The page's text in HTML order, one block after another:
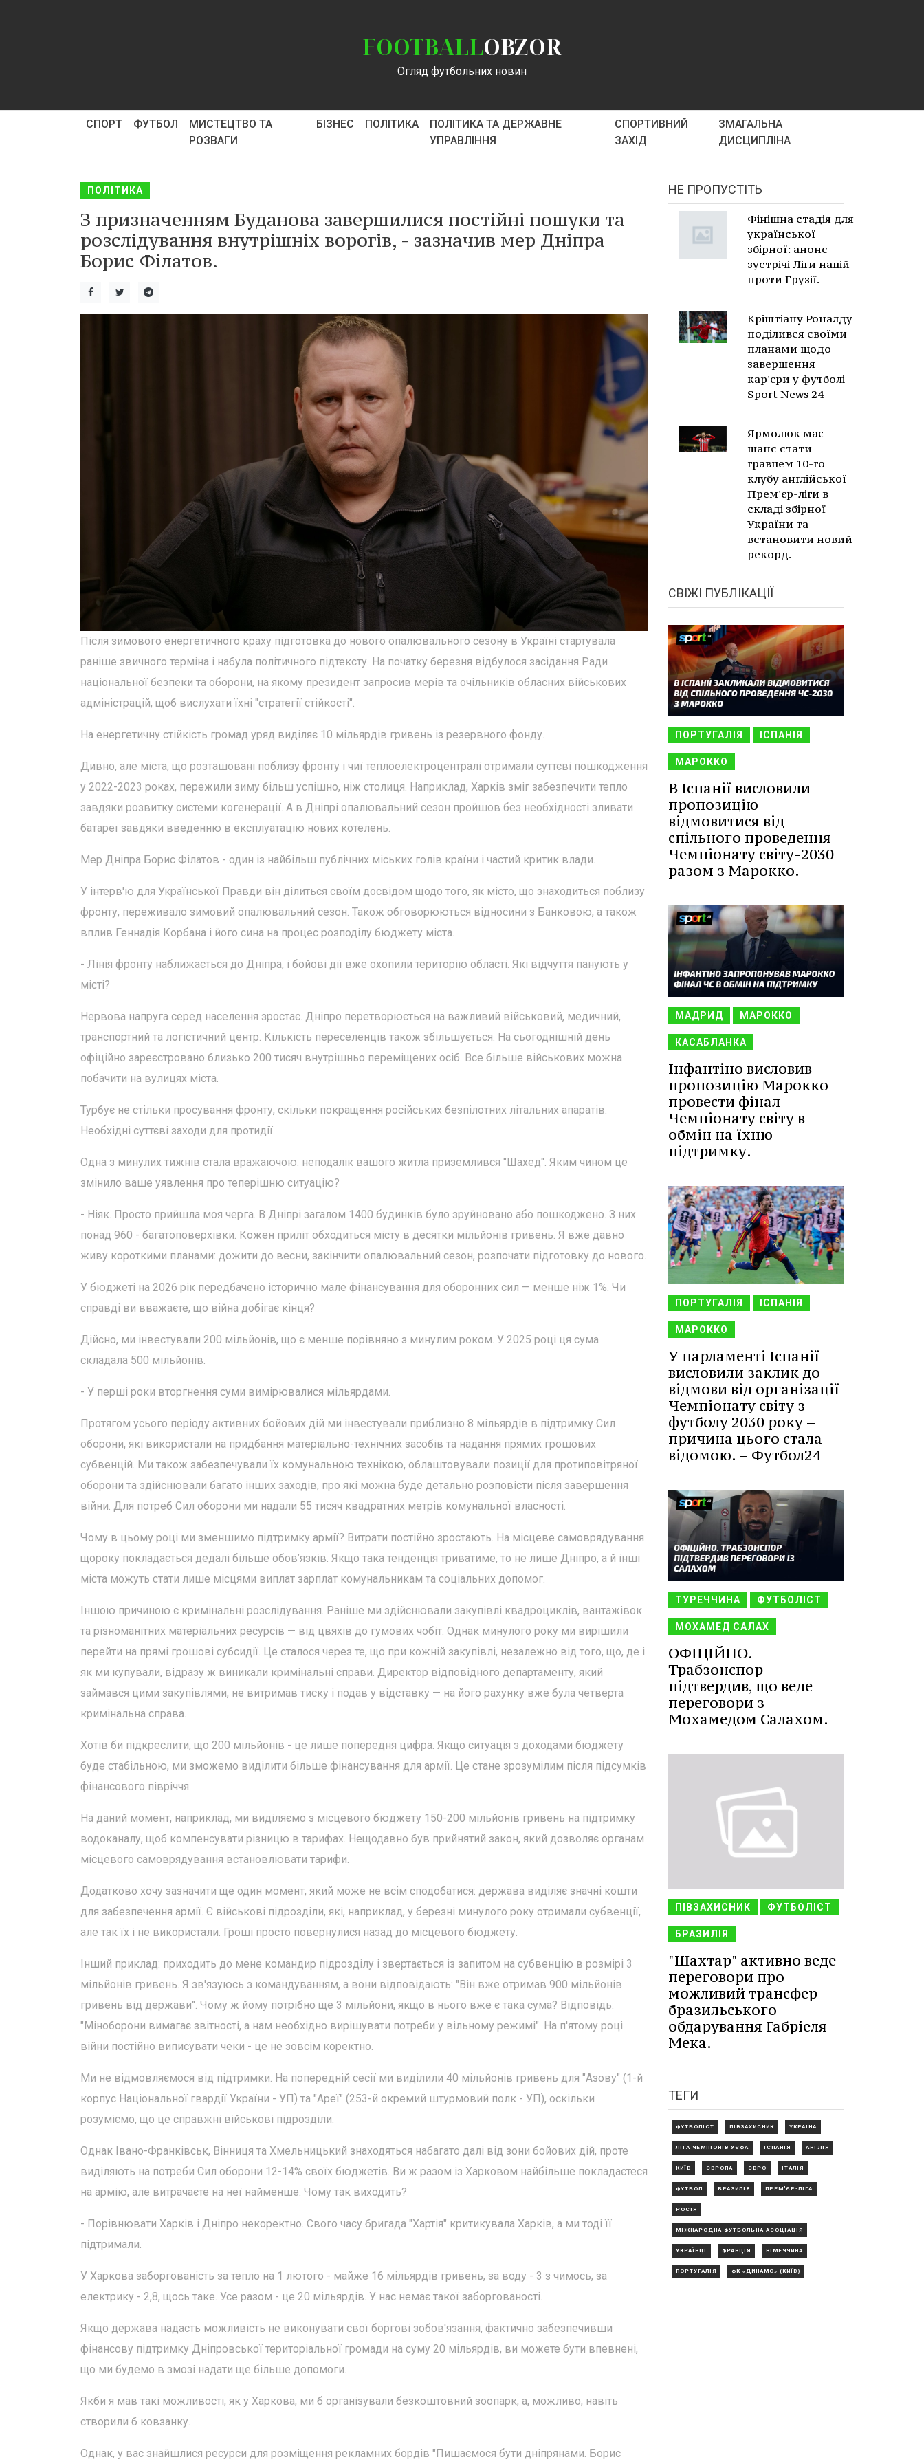
FOOTBALLOBZOR
Огляд футбольних новин
СПОРТ ФУТБОЛ
МИСТЕЦТВО ТА
РОЗВАГИ
БІЗНЕС ПОЛІТИКА
ПОЛІТИКА ТА ДЕРЖАВНЕ
УПРАВЛІННЯ
СПОРТИВНИЙ
ЗАХІД
ЗМАГАЛЬНА
ДИСЦИПЛІНА
ПОЛІТИКА
З призначенням Буданова завершилися постійні пошуки та
розслідування внутрішніх ворогів, - зазначив мер Дніпра
Борис Філатов.
Після зимового енергетичного краху підготовка до нового опалювального сезону в Україні стартувала
раніше звичного терміна і набула політичного підтексту. На початку березня відбулося засідання Ради
національної безпеки та оборони, на якому президент запросив мерів та очільників обласних військових
адміністрацій, щоб вислухати їхні "стратегії стійкості".
На енергетичну стійкість громад уряд виділяє 10 мільярдів гривень із резервного фонду.
Дивно, але міста, що розташовані поблизу фронту і чиї теплоелектроцентралі отримали суттєві пошкодження
у 2022-2023 роках, пережили зиму більш успішно, ніж столиця. Наприклад, Харків зміг забезпечити тепло
завдяки розвитку системи когенерації. А в Дніпрі опалювальний сезон пройшов без необхідності зливати
батареї завдяки введенню в експлуатацію нових котелень.
Мер Дніпра Борис Філатов - один із найбільш публічних міських голів країни і частий критик влади.
У інтерв'ю для Української Правди він ділиться своїм досвідом щодо того, як місто, що знаходиться поблизу
фронту, переживало зимовий опалювальний сезон. Також обговорюються відносини з Банковою, а також
вплив Геннадія Корбана і його сина на процес розподілу бюджету міста.
- Лінія фронту наближається до Дніпра, і бойові дії вже охопили територію області. Які відчуття панують у
місті?
Нервова напруга серед населення зростає. Дніпро перетворюється на важливий військовий, медичний,
транспортний та логістичний центр. Кількість переселенців також збільшується. На сьогоднішній день
офіційно зареєстровано близько 200 тисяч внутрішньо переміщених осіб. Все більше військових можна
побачити на вулицях міста.
Турбує не стільки просування фронту, скільки покращення російських безпілотних літальних апаратів.
Необхідні суттєві заходи для протидії.
Одна з минулих тижнів стала вражаючою: неподалік вашого житла приземлився "Шахед". Яким чином це
змінило ваше уявлення про теперішню ситуацію?
- Ніяк. Просто прийшла моя черга. В Дніпрі загалом 1400 будинків було зруйновано або пошкоджено. З них
понад 960 - багатоповерхівки. Кожен приліт обходиться місту в десятки мільйонів гривень. Я вже давно
живу короткими планами: дожити до весни, закінчити опалювальний сезон, розпочати підготовку до нового.
У бюджеті на 2026 рік передбачено історично мале фінансування для оборонних сил — менше ніж 1%. Чи
справді ви вважаєте, що війна добігає кінця?
Дійсно, ми інвестували 200 мільйонів, що є менше порівняно з минулим роком. У 2025 році ця сума
складала 500 мільйонів.
- У перші роки вторгнення суми вимірювалися мільярдами.
Протягом усього періоду активних бойових дій ми інвестували приблизно 8 мільярдів в підтримку Сил
оборони, які використали на придбання матеріально-технічних засобів та надання прямих грошових
субвенцій. Ми також забезпечували їх комунальною технікою, облаштовували позиції для протиповітряної
оборони та здійснювали багато інших заходів, про які можна буде детально розповісти після завершення
війни. Для потреб Сил оборони ми надали 55 тисяч квадратних метрів комунальної власності.
Чому в цьому році ми зменшимо підтримку армії? Витрати постійно зростають. На місцеве самоврядування
щороку покладається дедалі більше обов’язків. Якщо така тенденція триватиме, то не лише Дніпро, а й інші
міста можуть стати лише місцями виплат зарплат комунальникам та соціальних допомог.
Іншою причиною є кримінальні розслідування. Раніше ми здійснювали закупівлі квадроциклів, вантажівок
та різноманітних матеріальних ресурсів — від цвяхів до гумових чобіт. Однак минулого року ми вирішили
перейти на прямі грошові субсидії. Це сталося через те, що при кожній закупівлі, незалежно від того, що, де і
як ми купували, відразу ж виникали кримінальні справи. Директор відповідного департаменту, який
займався цими закупівлями, не витримав тиску і подав у відставку — на його рахунку вже була четверта
кримінальна справа.
Хотів би підкреслити, що 200 мільйонів - це лише попередня цифра. Якщо ситуація з доходами бюджету
буде стабільною, ми зможемо виділити більше фінансування для армії. Це стане зрозумілим після підсумків
фінансового півріччя.
На даний момент, наприклад, ми виділяємо з місцевого бюджету 150-200 мільйонів гривень на підтримку
водоканалу, щоб компенсувати різницю в тарифах. Нещодавно був прийнятий закон, який дозволяє органам
місцевого самоврядування встановлювати тарифи.
Додатково хочу зазначити ще один момент, який може не всім сподобатися: держава виділяє значні кошти
для забезпечення армії. Є військові підрозділи, які, наприклад, у березні минулого року отримали субвенції,
але так їх і не використали. Гроші просто повернулися назад до місцевого бюджету.
Інший приклад: приходить до мене командир підрозділу і звертається із запитом на субвенцію в розмірі 3
мільйонів гривень. Я зв'язуюсь з командуванням, а вони відповідають: "Він вже отримав 900 мільйонів
гривень від держави". Чому ж йому потрібно ще 3 мільйони, якщо в нього вже є така сума? Відповідь:
"Міноборони вимагає звітності, а нам необхідно вирішувати потреби у вільному режимі". На п'ятому році
війни постійно виписувати чеки - це не зовсім коректно.
Ми не відмовляємося від підтримки. На попередній сесії ми виділили 40 мільйонів гривень для "Азову" (1-й
корпус Національної гвардії України - УП) та "Ареї" (253-й окремий штурмовий полк - УП), оскільки
розуміємо, що це справжні військові підрозділи.
Однак Івано-Франківськ, Вінниця та Хмельницький знаходяться набагато далі від зони бойових дій, проте
виділяють на потреби Сил оборони 12-14% своїх бюджетів. Ви ж разом із Харковом найбільше покладаєтеся
на армію, але витрачаєте на неї найменше. Чому так виходить?
- Порівнювати Харків і Дніпро некоректно. Свого часу бригада "Хартія" критикувала Харків, а ми тоді її
підтримали.
У Харкова заборгованість за тепло на 1 лютого - майже 16 мільярдів гривень, за воду - 3 з чимось, за
електрику - 2,8, щось таке. Усе разом - це 20 мільярдів. У нас немає такої заборгованості.
Якщо держава надасть можливість не виконувати свої боргові зобов'язання, фактично забезпечивши
фінансову підтримку Дніпровської територіальної громади на суму 20 мільярдів, ви можете бути впевнені,
що ми будемо в змозі надати ще більше допомоги.
Якби я мав такі можливості, як у Харкова, ми б організували безкоштовний зоопарк, а, можливо, навіть
створили б ковзанку.
Однак, у вас знайшлися ресурси для розміщення рекламних бордів "Пишаємося бути дніпрянами. Борис
НЕ ПРОПУСТІТЬ
Фінішна стадія для
української
збірної: анонс
зустрічі Ліги націй
проти Грузії.
Кріштіану Роналду
поділився своїми
планами щодо
завершення
кар'єри у футболі -
Sport News 24
Ярмолюк має
шанс стати
гравцем 10-го
клубу англійської
Прем'єр-ліги в
складі збірної
України та
встановити новий
рекорд.
СВІЖІ ПУБЛІКАЦІЇ
ПОРТУГАЛІЯ ІСПАНІЯ
МАРОККО
В Іспанії висловили
пропозицію
відмовитися від
спільного проведення
Чемпіонату світу-2030
разом з Марокко.
МАДРИД МАРОККО
КАСАБЛАНКА
Інфантіно висловив
пропозицію Марокко
провести фінал
Чемпіонату світу в
обмін на їхню
підтримку.
ПОРТУГАЛІЯ ІСПАНІЯ
МАРОККО
У парламенті Іспанії
висловили заклик до
відмови від організації
Чемпіонату світу з
футболу 2030 року –
причина цього стала
відомою. – Футбол24
ТУРЕЧЧИНА ФУТБОЛІСТ
МОХАМЕД САЛАХ
ОФІЦІЙНО.
Трабзонспор
підтвердив, що веде
переговори з
Мохамедом Салахом.
ПІВЗАХИСНИК ФУТБОЛІСТ
БРАЗИЛІЯ
"Шахтар" активно веде
переговори про
можливий трансфер
бразильського
обдарування Габріеля
Мека.
ТЕГИ
ФУТБОЛІСТ ПІВЗАХИСНИК УКРАЇНА
ЛІГА ЧЕМПІОНІВ УЄФА ІСПАНІЯ АНГЛІЯ
КИЇВ ЄВРОПА ЄВРО ІТАЛІЯ
ФУТБОЛ БРАЗИЛІЯ ПРЕМ'ЄР-ЛІГА
РОСІЯ
МІЖНАРОДНА ФУТБОЛЬНА АСОЦІАЦІЯ
УКРАЇНЦІ ФРАНЦІЯ НІМЕЧЧИНА
ПОРТУГАЛІЯ ФК «ДИНАМО» (КИЇВ)